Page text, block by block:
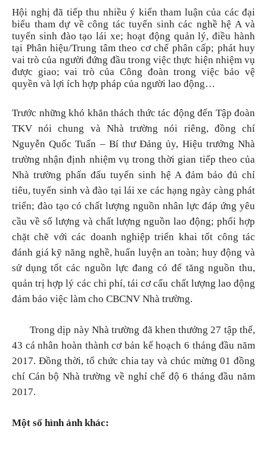
Hội nghị đã tiếp thu nhiều ý kiến tham luận của các đại
biểu tham dự về công tác tuyển sinh các nghề hệ A và
tuyển sinh đào tạo lái xe; hoạt động quản lý, điều hành
tại Phân hiệu/Trung tâm theo cơ chế phân cấp; phát huy
vai trò của người đứng đầu trong việc thực hiện nhiệm vụ
được giao; vai trò của Công đoàn trong việc bảo vệ
quyền và lợi ích hợp pháp của người lao động…
Trước những khó khăn thách thức tác động đến Tập đoàn
TKV nói chung và Nhà trường nói riêng, đồng chí
Nguyễn Quốc Tuấn – Bí thư Đảng ủy, Hiệu trưởng Nhà
trường nhận định nhiệm vụ trong thời gian tiếp theo của
Nhà trường phấn đấu tuyển sinh hệ A đảm bảo đủ chỉ
tiêu, tuyển sinh và đào tại lái xe các hạng ngày càng phát
triển; đào tạo có chất lượng nguồn nhân lực đáp ứng yêu
cầu về số lượng và chất lượng nguồn lao động; phối hợp
chặt chẽ với các doanh nghiệp triển khai tốt công tác
đánh giá kỹ năng nghề, huấn luyện an toàn; huy động và
sử dụng tốt các nguồn lực đang có để tăng nguồn thu,
quản trị hợp lý các chi phí, tái cơ cấu chất lượng lao động
đảm bảo việc làm cho CBCNV Nhà trường.
Trong dịp này Nhà trường đã khen thưởng 27 tập thể,
43 cá nhân hoàn thành cơ bản kế hoạch 6 tháng đầu năm
2017. Đồng thời, tổ chức chia tay và chúc mừng 01 đồng
chí Cán bộ Nhà trường về nghỉ chế độ 6 tháng đầu năm
2017.
Một số hình ảnh khác: